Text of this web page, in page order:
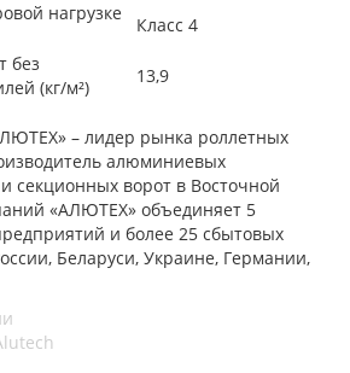
нагрузке
Класс 4
без
(кг/м²)
13,9
– лидер рынка роллетных
алюминиевых
секционных ворот в Восточной
«АЛЮТЕХ» объединяет 5
и более 25 сбытовых
Беларуси, Украине, Германии,